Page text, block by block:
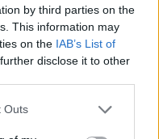
by third parties on the
This information may
on the IAB’s List of
disclose it to other
Outs
2026-08-09 10:01
dieną, kuri,